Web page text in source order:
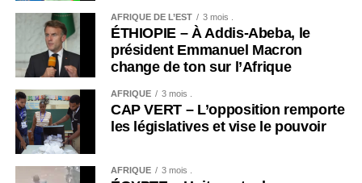
AFRIQUE DE L’EST 3 mois .
ÉTHIOPIE – À Addis-Abeba, le
président Emmanuel Macron
change de ton sur l’Afrique
AFRIQUE 3 mois .
CAP VERT – L’opposition remporte
les législatives et vise le pouvoir
AFRIQUE 3 mois .